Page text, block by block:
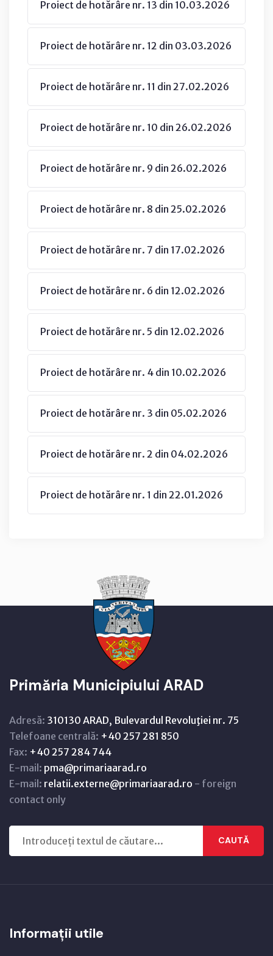
Proiect de hotărâre nr. 13 din 10.03.2026
Proiect de hotărâre nr. 12 din 03.03.2026
Proiect de hotărâre nr. 11 din 27.02.2026
Proiect de hotărâre nr. 10 din 26.02.2026
Proiect de hotărâre nr. 9 din 26.02.2026
Proiect de hotărâre nr. 8 din 25.02.2026
Proiect de hotărâre nr. 7 din 17.02.2026
Proiect de hotărâre nr. 6 din 12.02.2026
Proiect de hotărâre nr. 5 din 12.02.2026
Proiect de hotărâre nr. 4 din 10.02.2026
Proiect de hotărâre nr. 3 din 05.02.2026
Proiect de hotărâre nr. 2 din 04.02.2026
Proiect de hotărâre nr. 1 din 22.01.2026
Primăria Municipiului ARAD
Adresă: 310130 ARAD, Bulevardul Revoluţiei nr. 75
Telefoane centrală: +40 257 281 850
Fax: +40 257 284 744
E-mail: pma@primariaarad.ro
E-mail: relatii.externe@primariaarad.ro - foreign
contact only
CAUTĂ
Informații utile